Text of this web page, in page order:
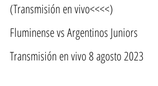
(Transmisión en vivo<<<<)
Fluminense vs Argentinos Juniors
Transmisión en vivo 8 agosto 2023